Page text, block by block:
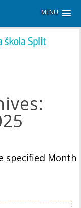
MENU
specified Month